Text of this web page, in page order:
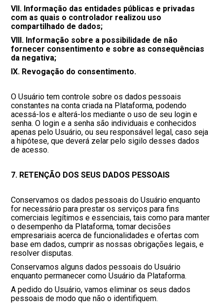
VII. Informação das entidades públicas e privadas
com as quais o controlador realizou uso
compartilhado de dados;
VIII. Informação sobre a possibilidade de não
fornecer consentimento e sobre as consequências
da negativa;
IX. Revogação do consentimento.
O Usuário tem controle sobre os dados pessoais
constantes na conta criada na Plataforma, podendo
acessá-los e alterá-los mediante o uso de seu login e
senha. O login e a senha são individuais e conhecidos
apenas pelo Usuário, ou seu responsável legal, caso seja
a hipótese, que deverá zelar pelo sigilo desses dados
de acesso.
7. RETENÇÃO DOS SEUS DADOS PESSOAIS
Conservamos os dados pessoais do Usuário enquanto
for necessário para prestar os serviços para fins
comerciais legítimos e essenciais, tais como para manter
o desempenho da Plataforma, tomar decisões
empresariais acerca de funcionalidades e ofertas com
base em dados, cumprir as nossas obrigações legais, e
resolver disputas.
Conservamos alguns dados pessoais do Usuário
enquanto permanecer como Usuário da Plataforma.
A pedido do Usuário, vamos eliminar os seus dados
pessoais de modo que não o identifiquem.